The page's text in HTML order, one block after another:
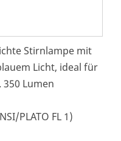
Stirnlampe mit
Licht, ideal für
Lumen
PLATO FL 1)